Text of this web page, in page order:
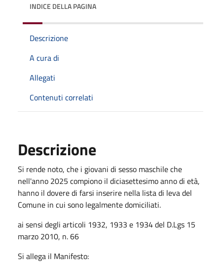
INDICE DELLA PAGINA
Descrizione
A cura di
Allegati
Contenuti correlati
Descrizione
Si rende noto, che i giovani di sesso maschile che
nell'anno 2025 compiono il diciasettesimo anno di età,
hanno il dovere di farsi inserire nella lista di leva del
Comune in cui sono legalmente domiciliati.
ai sensi degli articoli 1932, 1933 e 1934 del D.Lgs 15
marzo 2010, n. 66
Si allega il Manifesto: